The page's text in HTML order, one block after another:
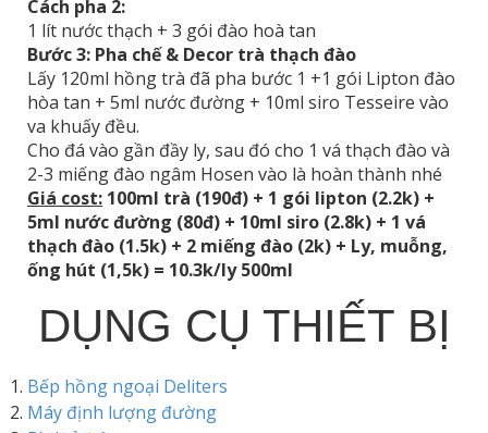
Cách pha 2:
1 lít nước thạch + 3 gói đào hoà tan
Bước 3: Pha chế & Decor trà thạch đào
Lấy 120ml hồng trà đã pha bước 1 +1 gói Lipton đào
hòa tan + 5ml nước đường + 10ml siro Tesseire vào
va khuấy đều.
Cho đá vào gần đầy ly, sau đó cho 1 vá thạch đào và
2-3 miếng đào ngâm Hosen vào là hoàn thành nhé
Giá cost: 100ml trà (190đ) + 1 gói lipton (2.2k) +
5ml nước đường (80đ) + 10ml siro (2.8k) + 1 vá
thạch đào (1.5k) + 2 miếng đào (2k) + Ly, muỗng,
ống hút (1,5k) = 10.3k/ly 500ml
DỤNG CỤ THIẾT BỊ
Bếp hồng ngoại Deliters
Máy định lượng đường